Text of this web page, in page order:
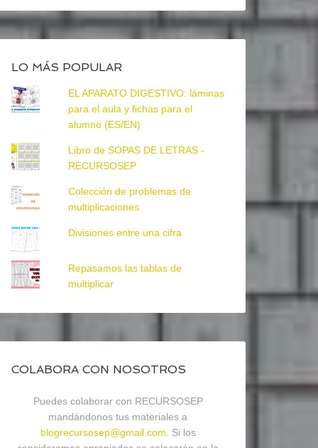
LO MÁS POPULAR
EL APARATO DIGESTIVO: láminas
para el aula y fichas para el
alumno (ES/EN)
Libro de SOPAS DE LETRAS -
RECURSOSEP
Colección de problemas de
multiplicaciones
Divisiones entre una cifra
Repasamos las tablas de
multiplicar
COLABORA CON NOSOTROS
Puedes colaborar con RECURSOSEP
mandándonos tus materiales a
blogrecursosep@gmail.com . Si los